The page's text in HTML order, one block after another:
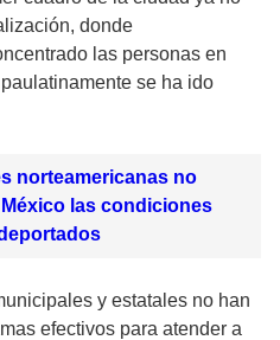
donde
las personas en
se ha ido
norteamericanas no
las condiciones
y estatales no han
efectivos para atender a